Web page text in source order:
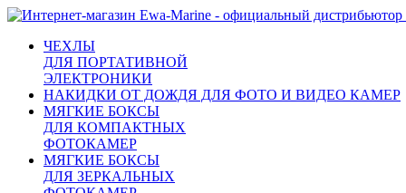
ЧЕХЛЫ
ДЛЯ ПОРТАТИВНОЙ
ЭЛЕКТРОНИКИ
НАКИДКИ ОТ ДОЖДЯ ДЛЯ ФОТО И ВИДЕО КАМЕР
МЯГКИЕ БОКСЫ
ДЛЯ КОМПАКТНЫХ
ФОТОКАМЕР
МЯГКИЕ БОКСЫ
ДЛЯ ЗЕРКАЛЬНЫХ